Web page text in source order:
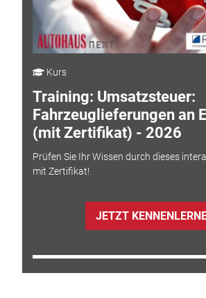
Kurs
Training: Umsatzsteuer:
Fahrzeuglieferungen an
(mit Zertifikat) - 2026
Prüfen Sie Ihr Wissen durch dieses
mit Zertifikat!
JETZT